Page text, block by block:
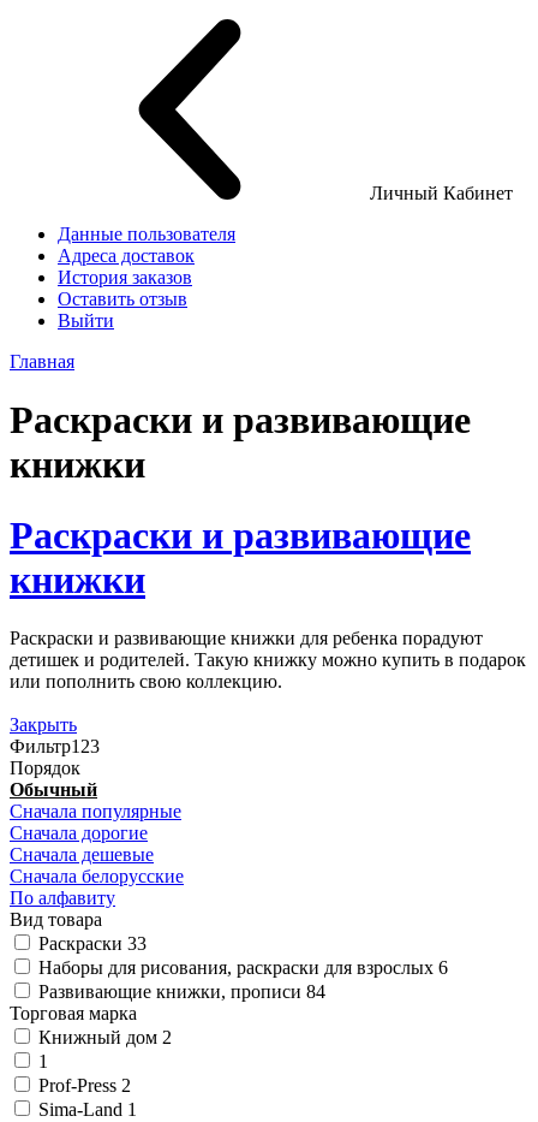
Личный Кабинет
Данные пользователя
Адреса доставок
История заказов
Оставить отзыв
Выйти
Главная
Раскраски и развивающие
книжки
Раскраски и развивающие
книжки
Раскраски и развивающие книжки для ребенка порадуют
детишек и родителей. Такую книжку можно купить в подарок
или пополнить свою коллекцию.
Закрыть
Фильтр123
Порядок
Обычный
Сначала популярные
Сначала дорогие
Сначала дешевые
Сначала белорусские
По алфавиту
Вид товара
Раскраски 33
Наборы для рисования, раскраски для взрослых 6
Развивающие книжки, прописи 84
Торговая марка
Книжный дом 2
1
Prof-Press 2
Sima-Land 1